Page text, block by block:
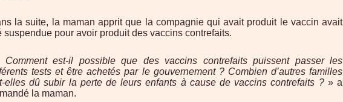
la suite, la maman apprit que la compagnie qui avait produit le vaccin avait
suspendue pour avoir produit des vaccins contrefaits.
Comment est-il possible que des vaccins contrefaits puissent passer les
tests et être achetés par le gouvernement ? Combien d’autres familles
elles dû subir la perte de leurs enfants à cause de vaccins contrefaits ?» a
la maman.